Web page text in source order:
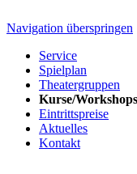
Navigation überspringen
Service
Spielplan
Theatergruppen
Kurse/Workshops
Eintrittspreise
Aktuelles
Kontakt